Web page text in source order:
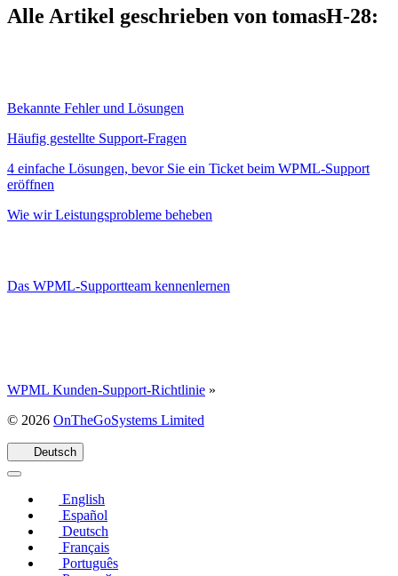
Alle Artikel geschrieben von tomasH-28:
Bekannte Fehler und Lösungen
Häufig gestellte Support-Fragen
4 einfache Lösungen, bevor Sie ein Ticket beim WPML-Support
eröffnen
Wie wir Leistungsprobleme beheben
Das WPML-Supportteam kennenlernen
WPML Kunden-Support-Richtlinie »
© 2026 OnTheGoSystems Limited
Deutsch
English
Español
Deutsch
Français
Português